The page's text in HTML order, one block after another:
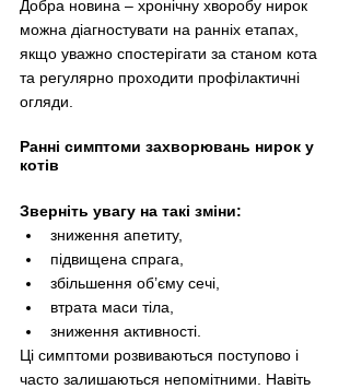
Добра новина – хронічну хворобу нирок
можна діагностувати на ранніх етапах,
якщо уважно спостерігати за станом кота
та регулярно проходити профілактичні
огляди.
Ранні симптоми захворювань нирок у
котів
Зверніть увагу на такі зміни:
зниження апетиту,
підвищена спрага,
збільшення об’єму сечі,
втрата маси тіла,
зниження активності.
Ці симптоми розвиваються поступово і
часто залишаються непомітними. Навіть